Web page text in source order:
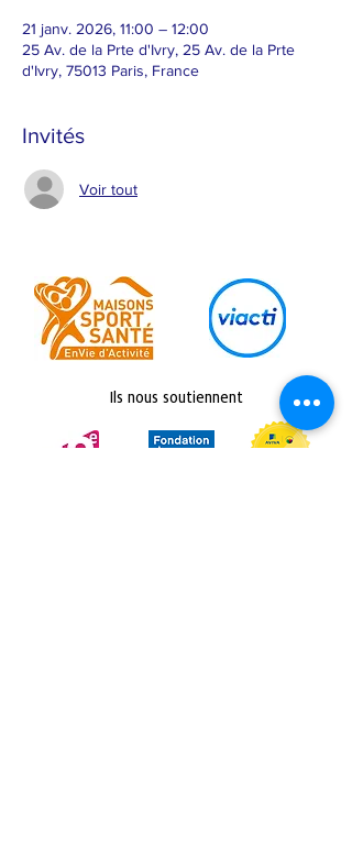
21 janv. 2026, 11:00 – 12:00
25 Av. de la Prte d'Ivry, 25 Av. de la Prte
d'Ivry, 75013 Paris, France
Invités
Voir tout
Ils nous soutiennent